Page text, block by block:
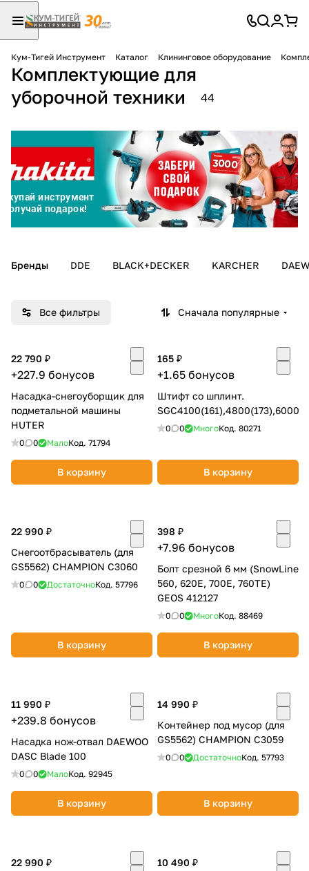
Кум-Тигей Инструмент Каталог Клининговое оборудование
Комплектующие для
уборочной техники
44
Бренды DDE BLACK+DECKER KARCHER
Все фильтры Сначала популярные
22 790 ₽
+227.9 бонусов
Насадка-снегоуборщик для
подметальной машины
HUTER
0 0 МалоКод. 71794
В корзину
165 ₽
+1.65 бонусов
Штифт со шплинт.
0 0 МногоКод. 80271
В корзину
22 990 ₽
Снегоотбрасыватель (для
GS5562) CHAMPION C3060
0 0 ДостаточноКод. 57796
В корзину
398 ₽
+7.96 бонусов
Болт срезной 6 мм (SnowLine
560, 620Е, 700Е, 760ТЕ)
GEOS 412127
0 0 МногоКод. 88469
В корзину
11 990 ₽
+239.8 бонусов
Насадка нож-отвал DAEWOO
DASC Blade 100
0 0 МалоКод. 92945
В корзину
14 990 ₽
Контейнер под мусор (для
GS5562) CHAMPION C3059
0 0 ДостаточноКод. 57793
В корзину
22 990 ₽
10 490 ₽
Для клиентов всех банков
Разбейте
оплатуна части
без переплат
График платежей
25%
Оплачивайте сегодня только
25% картой любого банка
выбранный способом
75% будут
списываться
с вашей карты
по25%каждые 2 недели
об оплате Плайтом
раз в 2
недели
Остались вопросы?
8 800 302-02-51
plait.ru